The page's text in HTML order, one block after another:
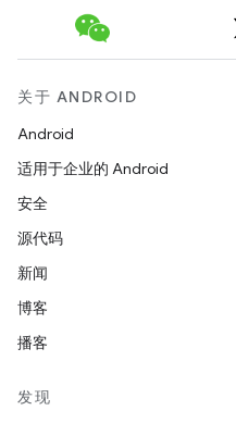
关于 ANDROID
Android
适用于企业的 Android
安全
源代码
新闻
博客
播客
发现